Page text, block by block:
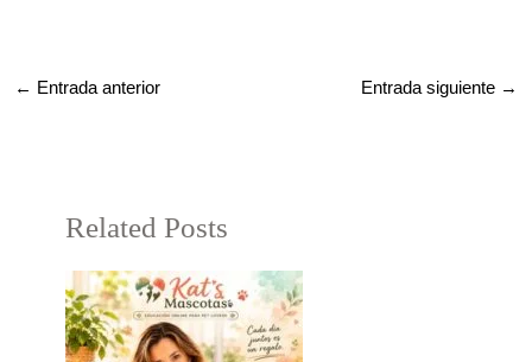
← Entrada anterior Entrada siguiente →
Related Posts